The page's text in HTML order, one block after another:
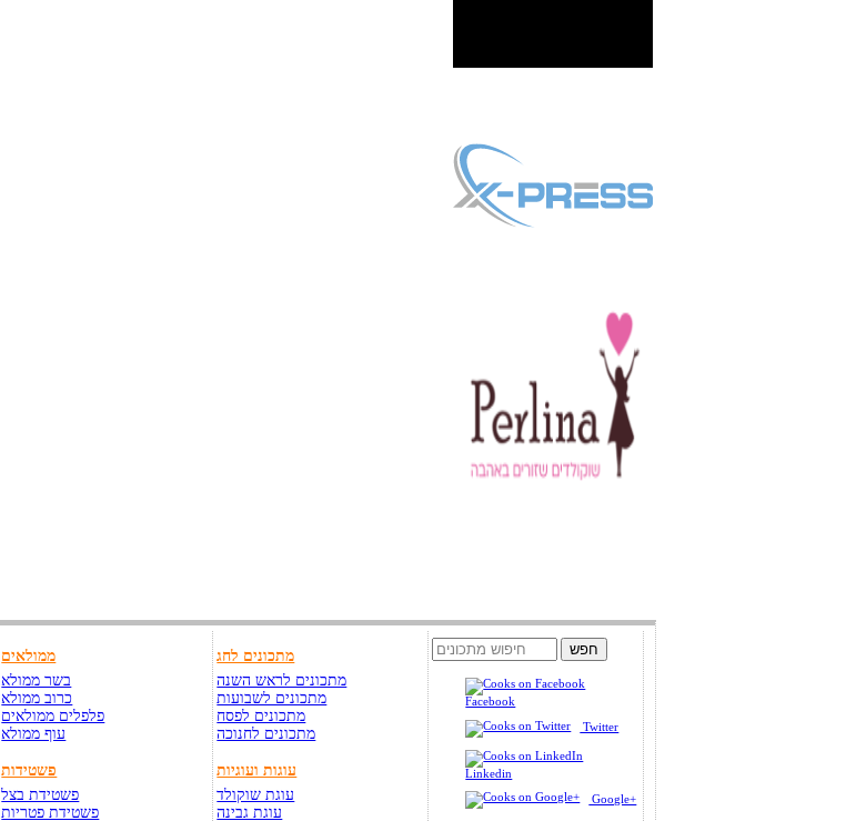
ממולאים
בשר ממולא
כרוב ממולא
פלפלים ממולאים
עוף ממולא
פשטידות
פשטידת בצל
פשטידת פטריות
מתכונים לחג
מתכונים לראש השנה
מתכונים לשבועות
מתכונים לפסח
מתכונים לחנוכה
עוגות ועוגיות
עוגת שוקולד
עוגת גבינה
Facebook
Twitter
Linkedin
Google+